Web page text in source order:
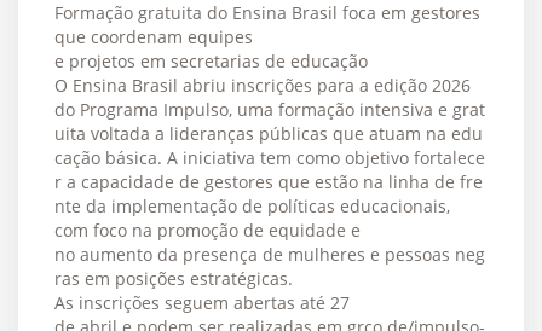
Formação gratuita do Ensina Brasil foca em gestores
que coordenam equipes
e projetos em secretarias de educação
O Ensina Brasil abriu inscrições para a edição 2026
do Programa Impulso, uma formação intensiva e grat
uita voltada a lideranças públicas que atuam na edu
cação básica. A iniciativa tem como objetivo fortalece
r a capacidade de gestores que estão na linha de fre
nte da implementação de políticas educacionais,
com foco na promoção de equidade e
no aumento da presença de mulheres e pessoas neg
ras em posições estratégicas.
As inscrições seguem abertas até 27